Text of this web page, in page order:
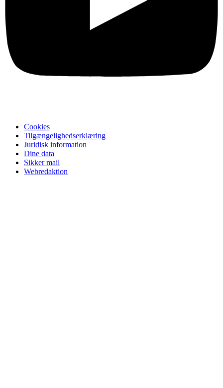
Cookies
Tilgængelighedserklæring
Juridisk information
Dine data
Sikker mail
Webredaktion